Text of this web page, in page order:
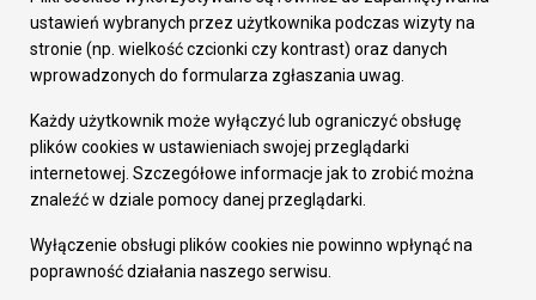
Fundusze europejskie
Środki krajowe
Oferty inwestycyjne
Pozostałe
Deklaracja dostępności
Dane osobowe
Dodaj opinię o witrynie
ustawień wybranych przez użytkownika podczas wizyty na
stronie (np. wielkość czcionki czy kontrast) oraz danych
wprowadzonych do formularza zgłaszania uwag.
Każdy użytkownik może wyłączyć lub ograniczyć obsługę
plików cookies w ustawieniach swojej przeglądarki
internetowej. Szczegółowe informacje jak to zrobić można
znaleźć w dziale pomocy danej przeglądarki.
Wyłączenie obsługi plików cookies nie powinno wpłynąć na
poprawność działania naszego serwisu.